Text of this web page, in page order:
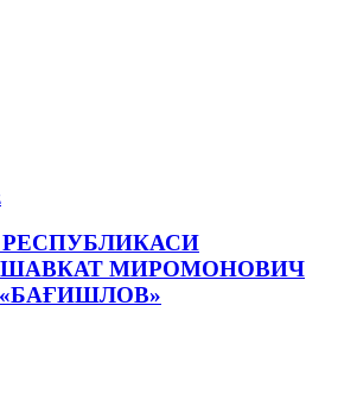
ШАВКАТ МИРОМОНОВИЧ